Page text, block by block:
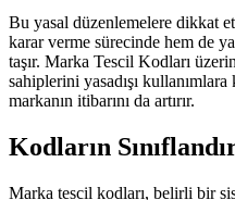
Bu yasal düzenlemelere dikkat
karar verme sürecinde hem de
taşır. Marka Tescil Kodları
sahiplerini yasadışı
markanın itibarını da artırır.
Kodların
Marka tescil kodları, belirli bir